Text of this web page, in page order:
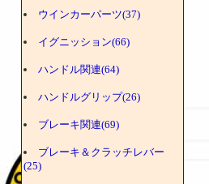
ウインカーパーツ(37)
イグニッション(66)
ハンドル関連(64)
ハンドルグリップ(26)
ブレーキ関連(69)
ブレーキ＆クラッチレバー
(25)